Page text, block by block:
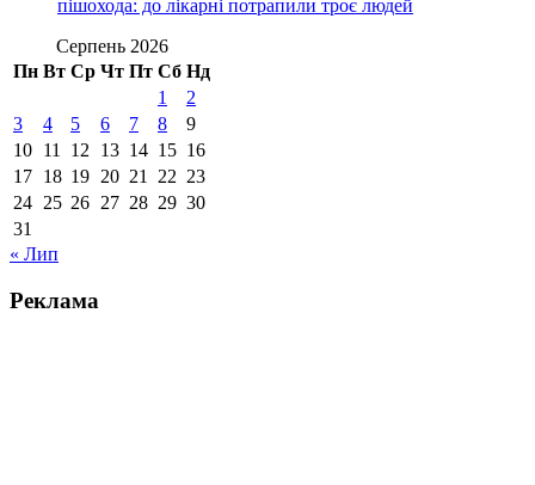
пішохода: до лікарні потрапили троє людей
Серпень 2026
Пн Вт Ср Чт Пт Сб Нд
1
2
3
4 5 6 7 8
9
10 11 12 13 14 15 16
17 18 19 20 21 22 23
24 25 26 27 28 29 30
31
« Лип
Реклама